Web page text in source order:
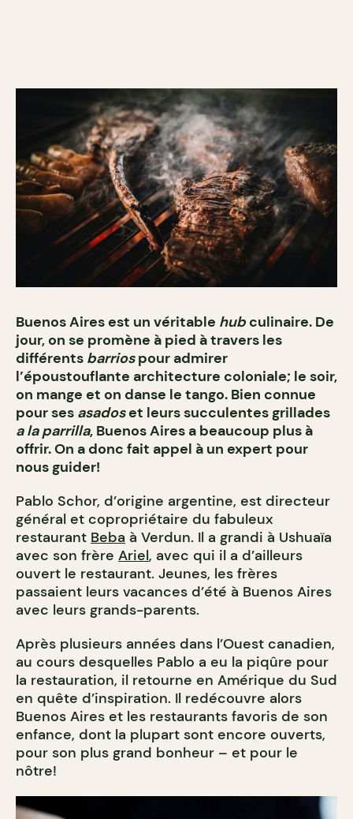
Buenos Aires est un véritable hub culinaire. De
jour, on se promène à pied à travers les
différents barriospour admirer
l’époustouflante architecture coloniale; le soir,
on mange et on danse le tango. Bien connue
pour ses asadoset leurs succulentes grillades
a la parrilla, Buenos Aires a beaucoup plus à
offrir. On a donc fait appel à un expert pour
nous guider!
Pablo Schor, d’origine argentine, est directeur
général et copropriétaire du fabuleux
restaurant Beba à Verdun. Il a grandi à Ushuaïa
avec son frère Ariel, avec qui il a d’ailleurs
ouvert le restaurant. Jeunes, les frères
passaient leurs vacances d’été à Buenos Aires
avec leurs grands-parents.
Après plusieurs années dans l’Ouest canadien,
au cours desquelles Pablo a eu la piqûre pour
la restauration, il retourne en Amérique du Sud
en quête d’inspiration. Il redécouvre alors
Buenos Aires et les restaurants favoris de son
enfance, dont la plupart sont encore ouverts,
pour son plus grand bonheur – et pour le
nôtre!